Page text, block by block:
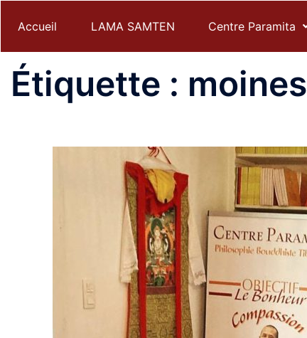
Accueil LAMA SAMTEN Centre Paramita
Étiquette : moines